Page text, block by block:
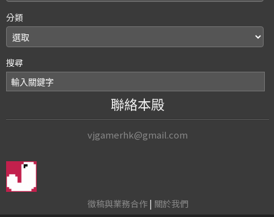
分類
搜尋
聯絡本殿
vjgamerhk@gmail.com
徵稿與業務合作| 關於我們